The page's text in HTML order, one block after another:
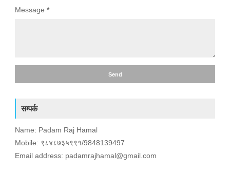
Message *
सम्पर्क
Name: Padam Raj Hamal
Mobile: ९८४८७३५९९१/9848139497
Email address: padamrajhamal@gmail.com